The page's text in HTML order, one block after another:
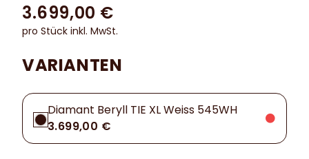
3.699,00 €
pro Stück inkl. MwSt.
VARIANTEN
Diamant Beryll TIE XL Weiss 545WH
3.699,00 €